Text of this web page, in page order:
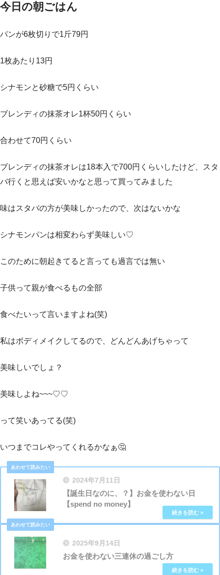
今日の朝ごはん
パンが6枚切りで1斤79円
1枚あたり13円
シナモンと砂糖で5円くらい
ブレンディの抹茶オレ1杯50円くらい
合わせて70円くらい
ブレンディの抹茶オレは18本入で700円くらいしたけど、スタ
バ行くと思えば安いかなと思って買ってみました
味はスタバの方が美味しかったので、次はないかな
シナモンパンは相変わらず美味しい♡
このために朝起きてると言っても過言では無い
子供って親が食べるもの全部
食べたいって言いますよね(笑)
私はボディメイクしてるので、どんどんあげちゃって
美味しいでしょ？
美味しよね~~~♡♡
って笑いあってる(笑)
いつまでコレやってくれるかなぁ🤔
2024年7月11日
【誕生日なのに、？】お金を使わない日
【spend no money】
2025年9月14日
お金を使わない三連休の過ごし方